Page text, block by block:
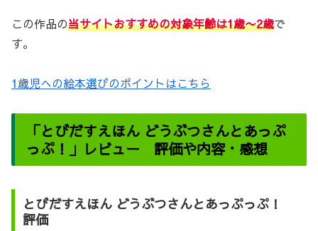
この作品の当サイトおすすめの対象年齢は1歳〜2歳で
す。
1歳児への絵本選びのポイントはこちら
「とびだすえほん どうぶつさんとあっぷ
っぷ！」レビュー 評価や内容・感想
とびだすえほん どうぶつさんとあっぷっぷ！
評価